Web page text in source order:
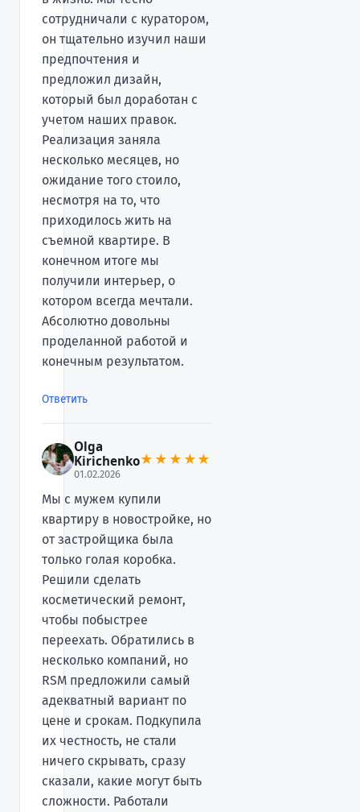
сотрудничали с куратором,
он тщательно изучил наши
предпочтения и
предложил дизайн,
который был доработан с
учетом наших правок.
Реализация заняла
несколько месяцев, но
ожидание того стоило,
несмотря на то, что
приходилось жить на
съемной квартире. В
конечном итоге мы
получили интерьер, о
котором всегда мечтали.
Абсолютно довольны
проделанной работой и
конечным результатом.
Ответить
Olga
Kirichenko
01.02.2026
★★★★★
Мы с мужем купили
квартиру в новостройке, но
от застройщика была
только голая коробка.
Решили сделать
косметический ремонт,
чтобы побыстрее
переехать. Обратились в
несколько компаний, но
RSM предложили самый
адекватный вариант по
цене и срокам. Подкупила
их честность, не стали
ничего скрывать, сразу
сказали, какие могут быть
сложности. Работали